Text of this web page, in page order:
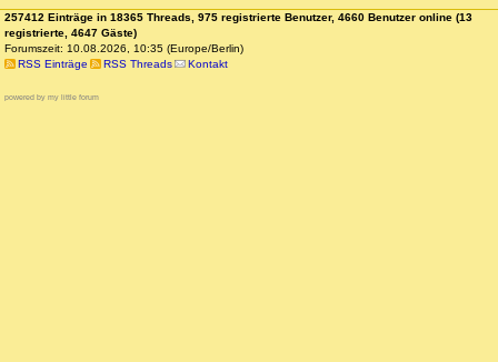
257412 Einträge in 18365 Threads, 975 registrierte Benutzer, 4660 Benutzer online (13
registrierte, 4647 Gäste)
Forumszeit: 10.08.2026, 10:35 (Europe/Berlin)
RSS Einträge
RSS Threads Kontakt
powered by my little forum